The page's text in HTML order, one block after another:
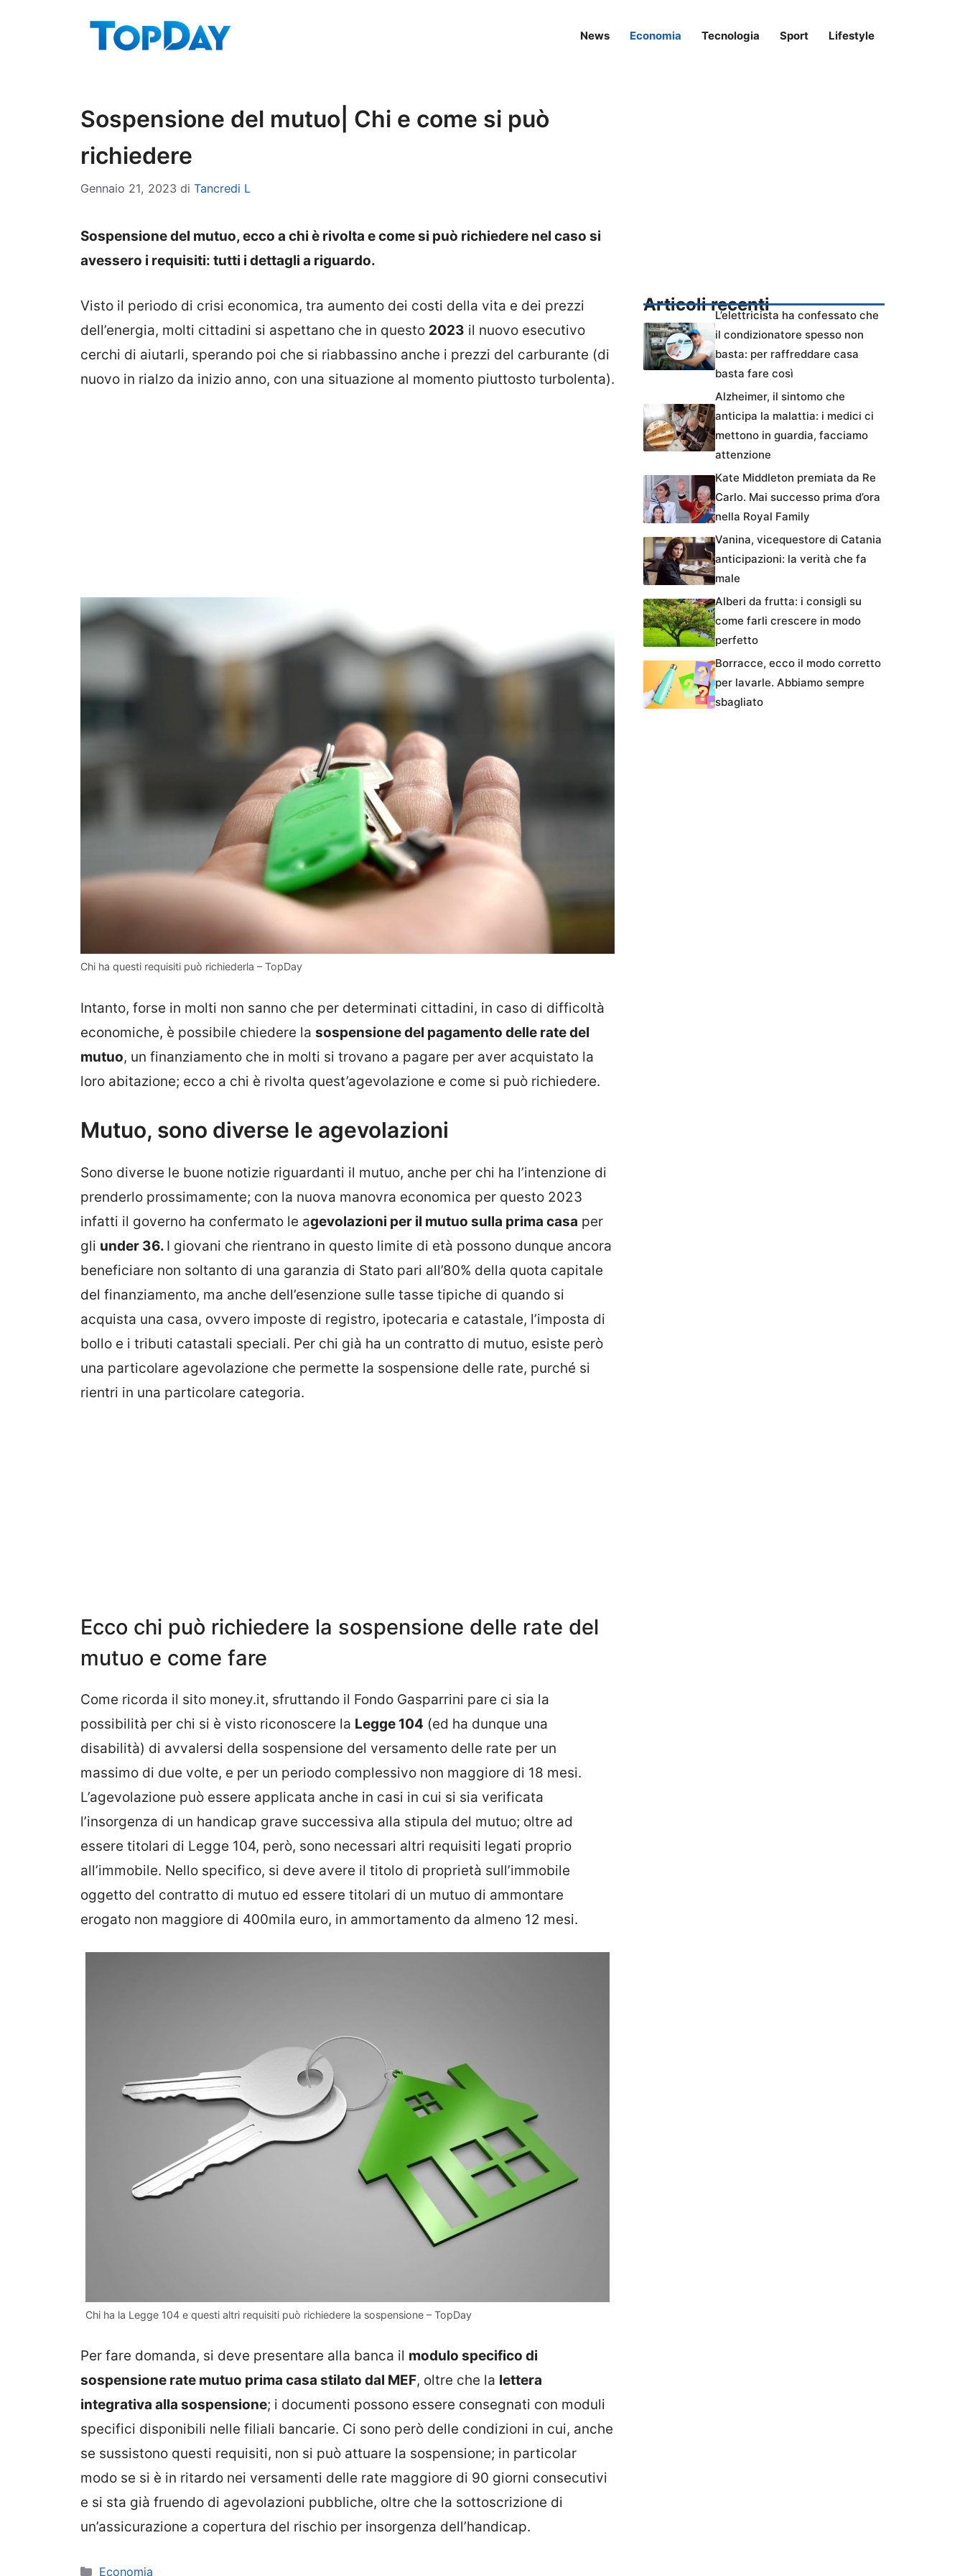
News Economia Tecnologia Sport Lifestyle
Sospensione del mutuo| Chi e come si può
richiedere
Gennaio 21, 2023 di Tancredi L
Sospensione del mutuo, ecco a chi è rivolta e come si può richiedere nel caso si
avessero i requisiti: tutti i dettagli a riguardo.
Visto il periodo di crisi economica, tra aumento dei costi della vita e dei prezzi
dell’energia, molti cittadini si aspettano che in questo 2023 il nuovo esecutivo
cerchi di aiutarli, sperando poi che si riabbassino anche i prezzi del carburante (di
nuovo in rialzo da inizio anno, con una situazione al momento piuttosto turbolenta).
Chi ha questi requisiti può richiederla – TopDay
Intanto, forse in molti non sanno che per determinati cittadini, in caso di difficoltà
economiche, è possibile chiedere la sospensione del pagamento delle rate del
mutuo, un finanziamento che in molti si trovano a pagare per aver acquistato la
loro abitazione; ecco a chi è rivolta quest’agevolazione e come si può richiedere.
Mutuo, sono diverse le agevolazioni
Sono diverse le buone notizie riguardanti il mutuo, anche per chi ha l’intenzione di
prenderlo prossimamente; con la nuova manovra economica per questo 2023
infatti il governo ha confermato le agevolazioni per il mutuo sulla prima casa per
gli under 36. I giovani che rientrano in questo limite di età possono dunque ancora
beneficiare non soltanto di una garanzia di Stato pari all’80% della quota capitale
del finanziamento, ma anche dell’esenzione sulle tasse tipiche di quando si
acquista una casa, ovvero imposte di registro, ipotecaria e catastale, l’imposta di
bollo e i tributi catastali speciali. Per chi già ha un contratto di mutuo, esiste però
una particolare agevolazione che permette la sospensione delle rate, purché si
rientri in una particolare categoria.
Ecco chi può richiedere la sospensione delle rate del
mutuo e come fare
Come ricorda il sito money.it, sfruttando il Fondo Gasparrini pare ci sia la
possibilità per chi si è visto riconoscere la Legge 104 (ed ha dunque una
disabilità) di avvalersi della sospensione del versamento delle rate per un
massimo di due volte, e per un periodo complessivo non maggiore di 18 mesi.
L’agevolazione può essere applicata anche in casi in cui si sia verificata
l’insorgenza di un handicap grave successiva alla stipula del mutuo; oltre ad
essere titolari di Legge 104, però, sono necessari altri requisiti legati proprio
all’immobile. Nello specifico, si deve avere il titolo di proprietà sull’immobile
oggetto del contratto di mutuo ed essere titolari di un mutuo di ammontare
erogato non maggiore di 400mila euro, in ammortamento da almeno 12 mesi.
Chi ha la Legge 104 e questi altri requisiti può richiedere la sospensione – TopDay
Per fare domanda, si deve presentare alla banca il modulo specifico di
sospensione rate mutuo prima casa stilato dal MEF, oltre che la lettera
integrativa alla sospensione; i documenti possono essere consegnati con moduli
specifici disponibili nelle filiali bancarie. Ci sono però delle condizioni in cui, anche
se sussistono questi requisiti, non si può attuare la sospensione; in particolar
modo se si è in ritardo nei versamenti delle rate maggiore di 90 giorni consecutivi
e si sta già fruendo di agevolazioni pubbliche, oltre che la sottoscrizione di
un’assicurazione a copertura del rischio per insorgenza dell’handicap.
Categorie
Economia
Articoli recenti
L’elettricista ha confessato che
il condizionatore spesso non
basta: per raffreddare casa
basta fare così
Alzheimer, il sintomo che
anticipa la malattia: i medici ci
mettono in guardia, facciamo
attenzione
Kate Middleton premiata da Re
Carlo. Mai successo prima d’ora
nella Royal Family
Vanina, vicequestore di Catania
anticipazioni: la verità che fa
male
Alberi da frutta: i consigli su
come farli crescere in modo
perfetto
Borracce, ecco il modo corretto
per lavarle. Abbiamo sempre
sbagliato